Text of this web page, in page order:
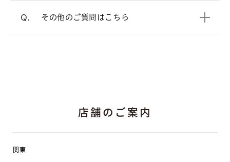
Q. その他のご質問はこちら
A. よくあるご質問 をご覧ください。
店舗のご案内
関東